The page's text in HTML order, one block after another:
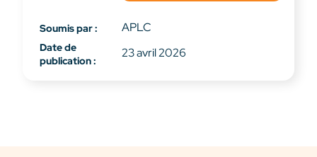
Soumis par : APLC
Date de
publication :
23 avril 2026